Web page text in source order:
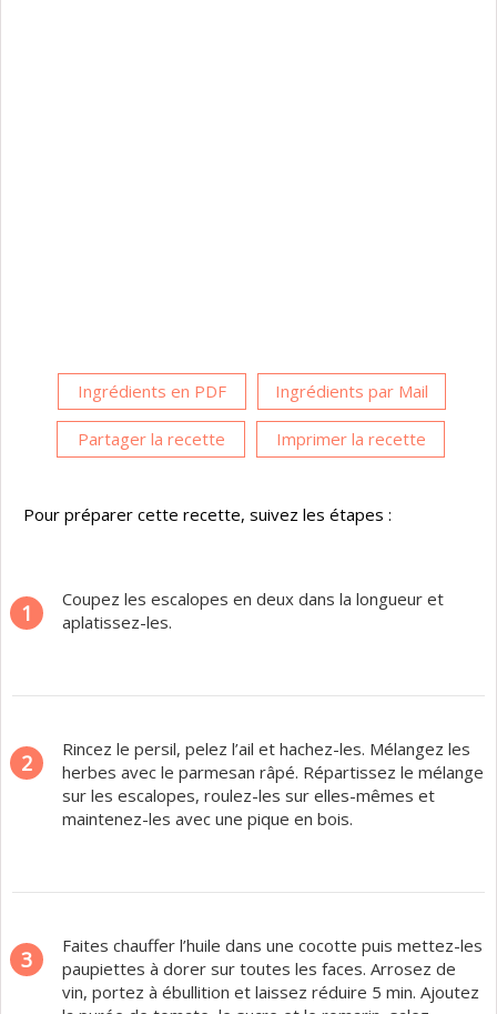
Ingrédients en PDF Ingrédients par Mail
Partager la recette Imprimer la recette
Pour préparer cette recette, suivez les étapes :
1
Coupez les escalopes en deux dans la longueur et
aplatissez-les.
2
Rincez le persil, pelez l’ail et hachez-les. Mélangez les
herbes avec le parmesan râpé. Répartissez le mélange
sur les escalopes, roulez-les sur elles-mêmes et
maintenez-les avec une pique en bois.
3
Faites chauffer l’huile dans une cocotte puis mettez-les
paupiettes à dorer sur toutes les faces. Arrosez de
vin, portez à ébullition et laissez réduire 5 min. Ajoutez